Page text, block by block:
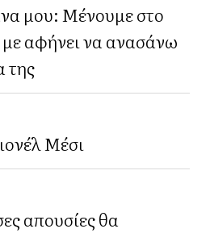
μου: Μένουμε στο
με αφήνει να ανασάνω
της
Μέσι
απουσίες θα